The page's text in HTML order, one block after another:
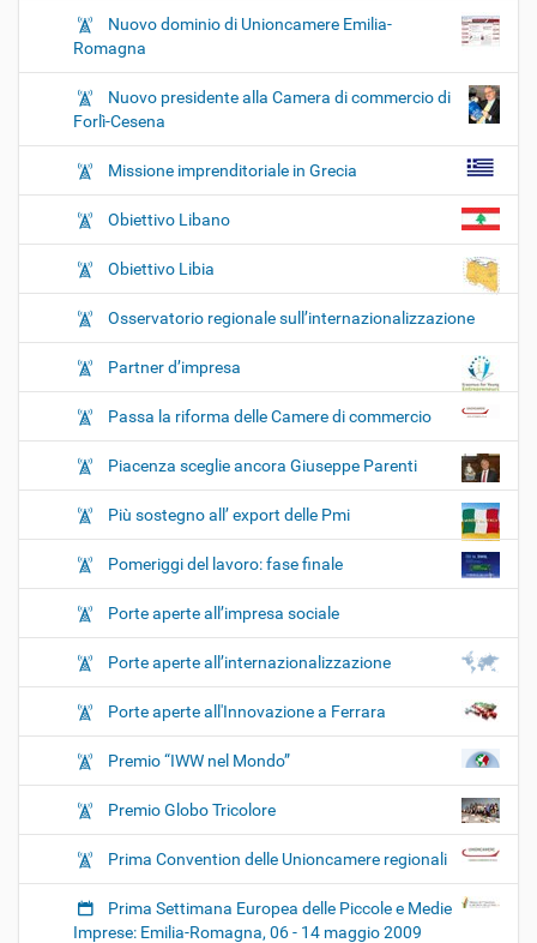
Nuovo dominio di Unioncamere Emilia-
Romagna
Nuovo presidente alla Camera di commercio di
Forlì-Cesena
Missione imprenditoriale in Grecia
Obiettivo Libano
Obiettivo Libia
Osservatorio regionale sull’internazionalizzazione
Partner d’impresa
Passa la riforma delle Camere di commercio
Piacenza sceglie ancora Giuseppe Parenti
Più sostegno all’ export delle Pmi
Pomeriggi del lavoro: fase finale
Porte aperte all’impresa sociale
Porte aperte all’internazionalizzazione
Porte aperte all'Innovazione a Ferrara
Premio “IWW nel Mondo”
Premio Globo Tricolore
Prima Convention delle Unioncamere regionali
Prima Settimana Europea delle Piccole e Medie
Imprese: Emilia-Romagna, 06 - 14 maggio 2009